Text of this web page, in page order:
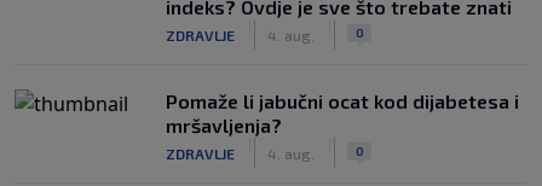
indeks? Ovdje je sve što trebate znati
ZDRAVLJE 4. aug. 0
Pomaže li jabučni ocat kod dijabetesa i
mršavljenja?
ZDRAVLJE 4. aug. 0